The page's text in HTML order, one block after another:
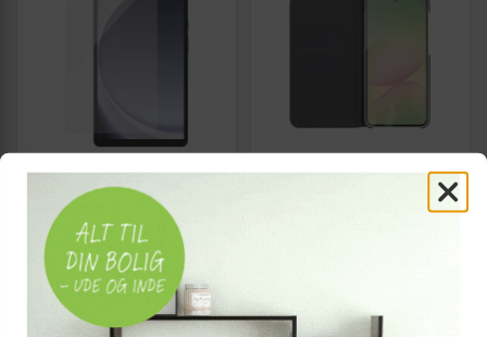
PANZERGLASS
PanzerGlass
skærmbeskyttelse til
Samsung Galaxy Tab A11/Tab
A9 - Ultra‑Wide Fit, klar
179,-
Vis
Samsung Galaxy A57 Wallet
169,-